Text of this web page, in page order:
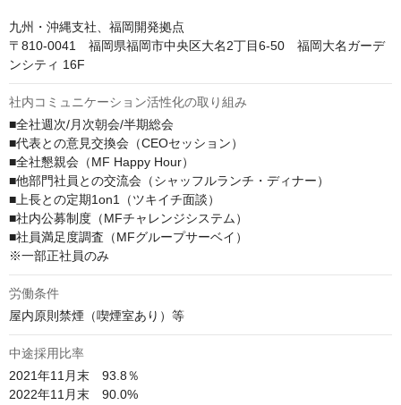
九州・沖縄支社、福岡開発拠点
〒810-0041　福岡県福岡市中央区大名2丁目6-50　福岡大名ガーデ
ンシティ 16F
社内コミュニケーション活性化の取り組み
■全社週次/月次朝会/半期総会
■代表との意見交換会（CEOセッション）
■全社懇親会（MF Happy Hour）
■他部門社員との交流会（シャッフルランチ・ディナー）
■上長との定期1on1（ツキイチ面談）
■社内公募制度（MFチャレンジシステム）
■社員満足度調査（MFグループサーベイ）
※一部正社員のみ
労働条件
屋内原則禁煙（喫煙室あり）等
中途採用比率
2021年11月末　93.8％
2022年11月末　90.0%